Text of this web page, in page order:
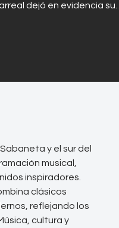
dejó en evidencia su…
y el sur del
musical,
inspiradores.
clásicos
reflejando los
cultura y